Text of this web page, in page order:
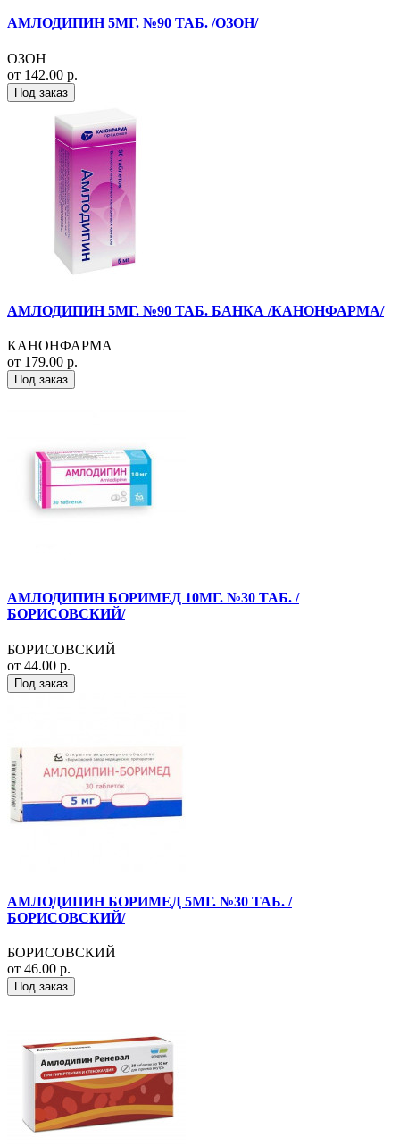
АМЛОДИПИН 5МГ. №90 ТАБ. /ОЗОН/
ОЗОН
от 142.00 р.
Под заказ
АМЛОДИПИН 5МГ. №90 ТАБ. БАНКА /КАНОНФАРМА/
КАНОНФАРМА
от 179.00 р.
Под заказ
АМЛОДИПИН БОРИМЕД 10МГ. №30 ТАБ. /
БОРИСОВСКИЙ/
БОРИСОВСКИЙ
от 44.00 р.
Под заказ
АМЛОДИПИН БОРИМЕД 5МГ. №30 ТАБ. /
БОРИСОВСКИЙ/
БОРИСОВСКИЙ
от 46.00 р.
Под заказ